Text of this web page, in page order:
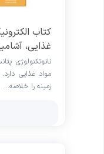
کتاب
غذایی،
نانوتکنولوژی
مواد غذایی
زمینه را خلاصه…